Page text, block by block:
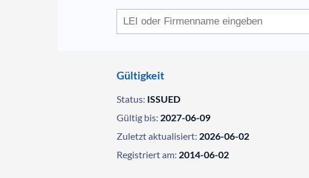
Gültigkeit
Status: ISSUED
Gültig bis: 2027-06-09
Zuletzt aktualisiert: 2026-06-02
Registriert am: 2014-06-02